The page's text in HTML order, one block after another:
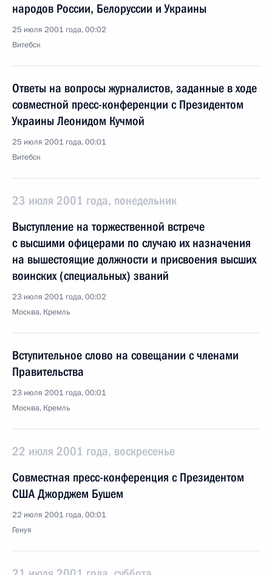
народов России, Белоруссии и Украины
25 июля 2001 года, 00:02
Витебск
Ответы на вопросы журналистов, заданные в ходе
совместной пресс-конференции с Президентом
Украины Леонидом Кучмой
25 июля 2001 года, 00:01
Витебск
23 июля 2001 года, понедельник
Выступление на торжественной встрече
с высшими офицерами по случаю их назначения
на вышестоящие должности и присвоения высших
воинских (специальных) званий
23 июля 2001 года, 00:02
Москва, Кремль
Вступительное слово на совещании с членами
Правительства
23 июля 2001 года, 00:01
Москва, Кремль
22 июля 2001 года, воскресенье
Совместная пресс-конференция с Президентом
США Джорджем Бушем
22 июля 2001 года, 00:01
Генуя